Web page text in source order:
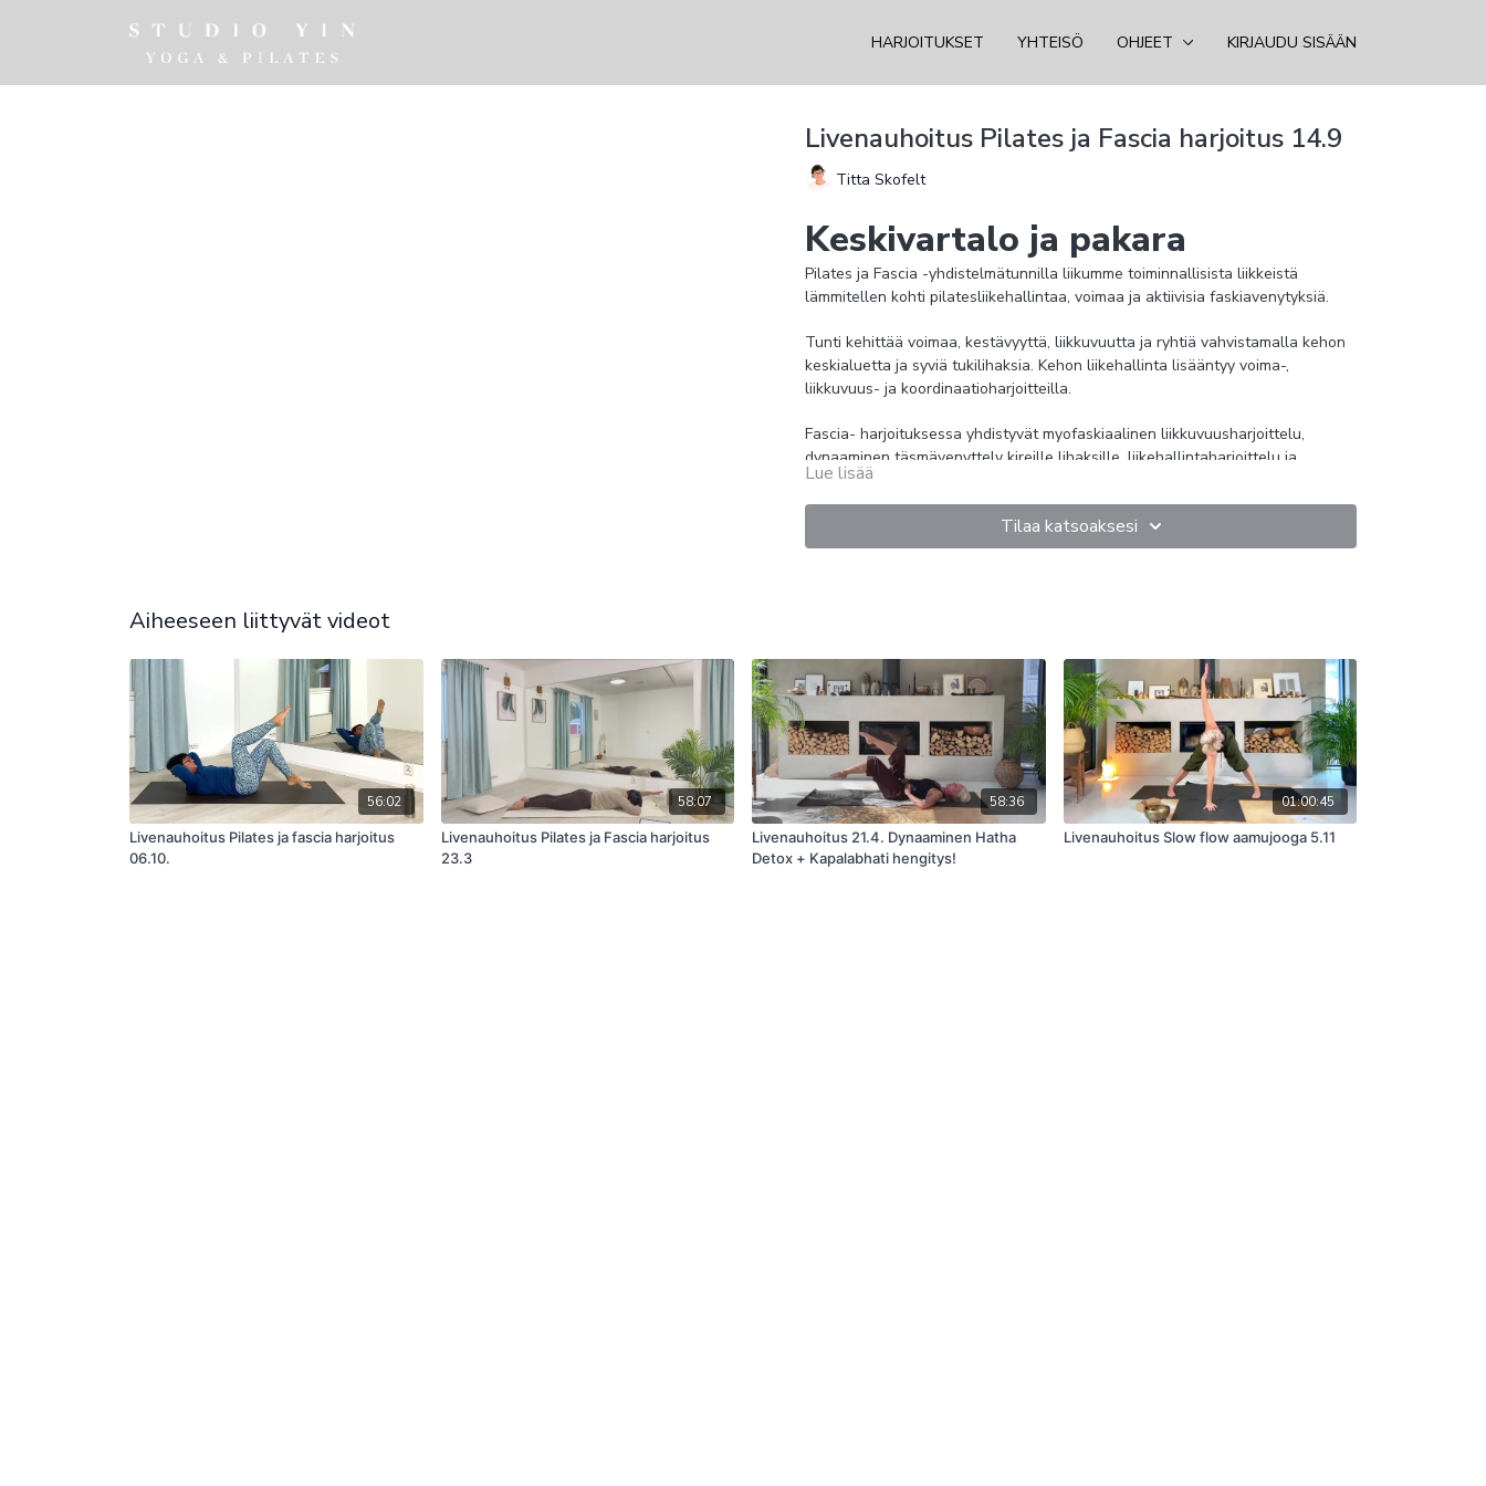
HARJOITUKSET YHTEISÖ OHJEET KIRJAUDU SISÄÄN
Livenauhoitus Pilates ja Fascia harjoitus 14.9
Titta Skofelt
Keskivartalo ja pakara
Pilates ja Fascia -yhdistelmätunnilla liikumme toiminnallisista liikkeistä
lämmitellen kohti pilatesliikehallintaa, voimaa ja aktiivisia faskiavenytyksiä.
Tunti kehittää voimaa, kestävyyttä, liikkuvuutta ja ryhtiä vahvistamalla kehon
keskialuetta ja syviä tukilihaksia. Kehon liikehallinta lisääntyy voima-,
liikkuvuus- ja koordinaatioharjoitteilla.
Fascia- harjoituksessa yhdistyvät myofaskiaalinen liikkuvuusharjoittelu,
dynaaminen täsmävenyttely kireille lihaksille, liikehallintaharjoittelu ja
faskiakäsittely pallolla. Fascia - harjoitus sopii kaikille, jotka haluavat
tehokkaasti parantaa suorituskykyään ja edistää hyvinvointiaan.
Lue lisää
Tilaa katsoaksesi
Aiheeseen liittyvät videot
56:02
Livenauhoitus Pilates ja fascia harjoitus
06.10.
58:07
Livenauhoitus Pilates ja Fascia harjoitus
23.3
58:36
Livenauhoitus 21.4. Dynaaminen Hatha
Detox + Kapalabhati hengitys!
01:00:45
Livenauhoitus Slow flow aamujooga 5.11